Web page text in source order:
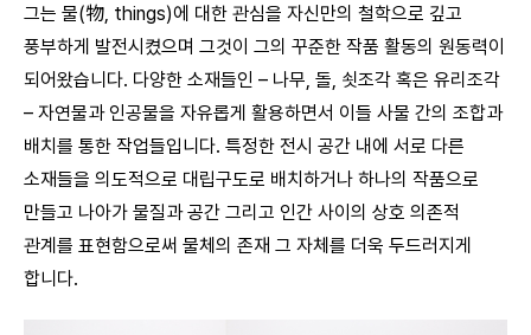
그는 물(物, things)에 대한 관심을 자신만의 철학으로 깊고
풍부하게 발전시켰으며 그것이 그의 꾸준한 작품 활동의 원동력이
되어왔습니다. 다양한 소재들인 – 나무, 돌, 쇳조각 혹은 유리조각
– 자연물과 인공물을 자유롭게 활용하면서 이들 사물 간의 조합과
배치를 통한 작업들입니다. 특정한 전시 공간 내에 서로 다른
소재들을 의도적으로 대립구도로 배치하거나 하나의 작품으로
만들고 나아가 물질과 공간 그리고 인간 사이의 상호 의존적
관계를 표현함으로써 물체의 존재 그 자체를 더욱 두드러지게
합니다.